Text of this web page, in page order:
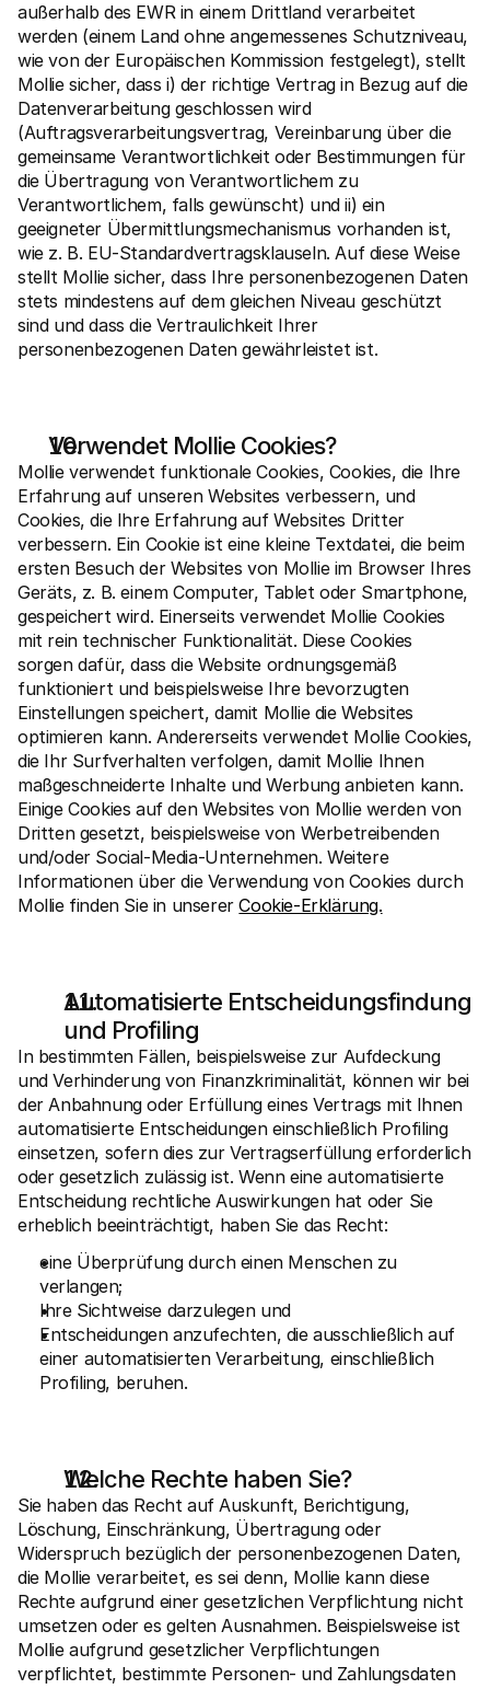
außerhalb des EWR in einem Drittland verarbeitet
werden (einem Land ohne angemessenes Schutzniveau,
wie von der Europäischen Kommission festgelegt), stellt
Mollie sicher, dass i) der richtige Vertrag in Bezug auf die
Datenverarbeitung geschlossen wird
(Auftragsverarbeitungsvertrag, Vereinbarung über die
gemeinsame Verantwortlichkeit oder Bestimmungen für
die Übertragung von Verantwortlichem zu
Verantwortlichem, falls gewünscht) und ii) ein
geeigneter Übermittlungsmechanismus vorhanden ist,
wie z. B. EU-Standardvertragsklauseln. Auf diese Weise
stellt Mollie sicher, dass Ihre personenbezogenen Daten
stets mindestens auf dem gleichen Niveau geschützt
sind und dass die Vertraulichkeit Ihrer
personenbezogenen Daten gewährleistet ist.
Verwendet Mollie Cookies?
Mollie verwendet funktionale Cookies, Cookies, die Ihre
Erfahrung auf unseren Websites verbessern, und
Cookies, die Ihre Erfahrung auf Websites Dritter
verbessern. Ein Cookie ist eine kleine Textdatei, die beim
ersten Besuch der Websites von Mollie im Browser Ihres
Geräts, z. B. einem Computer, Tablet oder Smartphone,
gespeichert wird. Einerseits verwendet Mollie Cookies
mit rein technischer Funktionalität. Diese Cookies
sorgen dafür, dass die Website ordnungsgemäß
funktioniert und beispielsweise Ihre bevorzugten
Einstellungen speichert, damit Mollie die Websites
optimieren kann. Andererseits verwendet Mollie Cookies,
die Ihr Surfverhalten verfolgen, damit Mollie Ihnen
maßgeschneiderte Inhalte und Werbung anbieten kann.
Einige Cookies auf den Websites von Mollie werden von
Dritten gesetzt, beispielsweise von Werbetreibenden
und/oder Social-Media-Unternehmen. Weitere
Informationen über die Verwendung von Cookies durch
Mollie finden Sie in unserer Cookie-Erklärung.
Automatisierte Entscheidungsfindung
und Profiling
In bestimmten Fällen, beispielsweise zur Aufdeckung
und Verhinderung von Finanzkriminalität, können wir bei
der Anbahnung oder Erfüllung eines Vertrags mit Ihnen
automatisierte Entscheidungen einschließlich Profiling
einsetzen, sofern dies zur Vertragserfüllung erforderlich
oder gesetzlich zulässig ist. Wenn eine automatisierte
Entscheidung rechtliche Auswirkungen hat oder Sie
erheblich beeinträchtigt, haben Sie das Recht:
eine Überprüfung durch einen Menschen zu
verlangen;
Ihre Sichtweise darzulegen und
Entscheidungen anzufechten, die ausschließlich auf
einer automatisierten Verarbeitung, einschließlich
Profiling, beruhen.
Welche Rechte haben Sie?
Sie haben das Recht auf Auskunft, Berichtigung,
Löschung, Einschränkung, Übertragung oder
Widerspruch bezüglich der personenbezogenen Daten,
die Mollie verarbeitet, es sei denn, Mollie kann diese
Rechte aufgrund einer gesetzlichen Verpflichtung nicht
umsetzen oder es gelten Ausnahmen. Beispielsweise ist
Mollie aufgrund gesetzlicher Verpflichtungen
verpflichtet, bestimmte Personen- und Zahlungsdaten